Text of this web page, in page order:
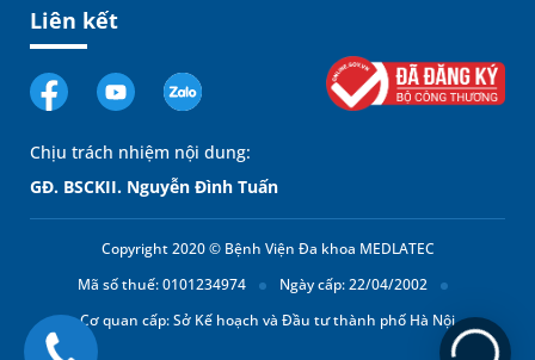
Liên kết
Chịu trách nhiệm nội dung:
GĐ. BSCKII. Nguyễn Đình Tuấn
Copyright 2020 © Bệnh Viện Đa khoa MEDLATEC
Mã số thuế: 0101234974
Ngày cấp: 22/04/2002
Cơ quan cấp: Sở Kế hoạch và Đầu tư thành phố Hà Nội